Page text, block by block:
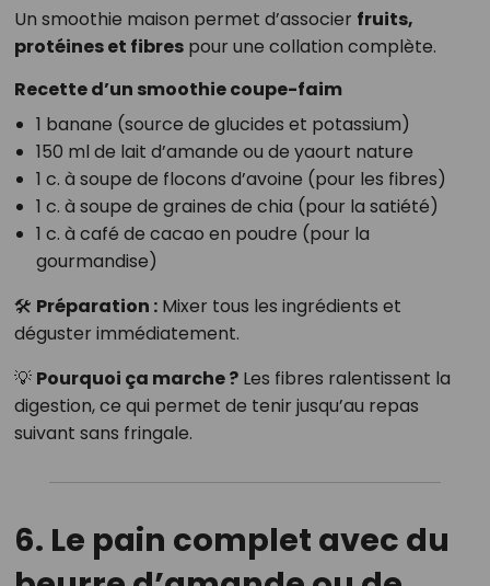
Un smoothie maison permet d’associer fruits,
protéines et fibrespour une collation complète.
Recette d’un smoothie coupe-faim
1 banane (source de glucides et potassium)
150 ml de lait d’amande ou de yaourt nature
1 c. à soupe de flocons d’avoine (pour les fibres)
1 c. à soupe de graines de chia (pour la satiété)
1 c. à café de cacao en poudre (pour la
gourmandise)
🛠 Préparation :Mixer tous les ingrédients et
déguster immédiatement.
💡 Pourquoi ça marche ?Les fibres ralentissent la
digestion, ce qui permet de tenir jusqu’au repas
suivant sans fringale.
6. Le pain complet avec du